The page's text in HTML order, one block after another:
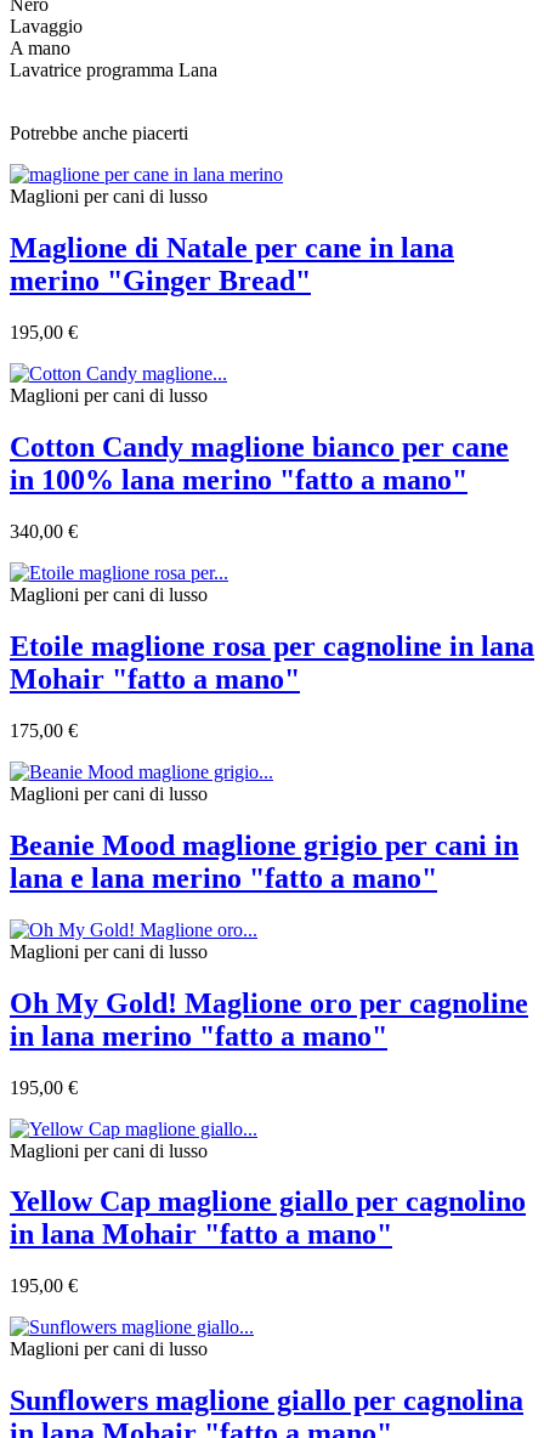
Nero
Lavaggio
A mano
Lavatrice programma Lana
Potrebbe anche piacerti
Maglioni per cani di lusso
Maglione di Natale per cane in lana
merino "Ginger Bread"
195,00 €
Maglioni per cani di lusso
Cotton Candy maglione bianco per cane
in 100% lana merino "fatto a mano"
340,00 €
Maglioni per cani di lusso
Etoile maglione rosa per cagnoline in lana
Mohair "fatto a mano"
175,00 €
Maglioni per cani di lusso
Beanie Mood maglione grigio per cani in
lana e lana merino "fatto a mano"
Maglioni per cani di lusso
Oh My Gold! Maglione oro per cagnoline
in lana merino "fatto a mano"
195,00 €
Maglioni per cani di lusso
Yellow Cap maglione giallo per cagnolino
in lana Mohair "fatto a mano"
195,00 €
Maglioni per cani di lusso
Sunflowers maglione giallo per cagnolina